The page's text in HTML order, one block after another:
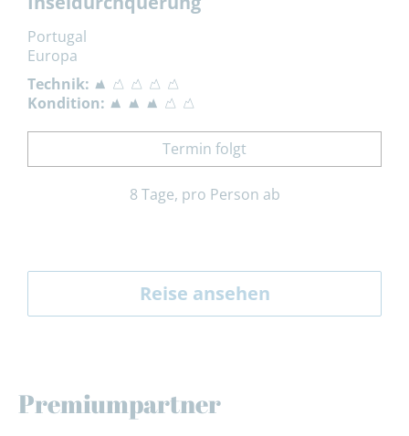
Portugal
Europa
Technik:
Kondition:
Termin folgt
8 Tage, pro Person ab
Reise ansehen
Premiumpartner